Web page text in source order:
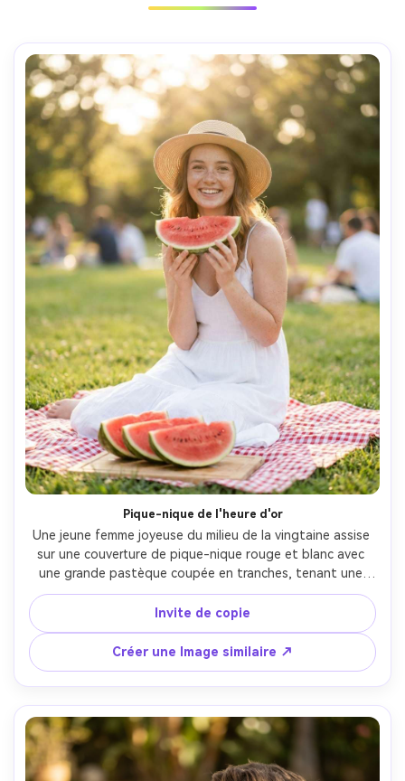
Pique-nique de l'heure d'or
Une jeune femme joyeuse du milieu de la vingtaine assise
sur une couverture de pique-nique rouge et blanc avec
une grande pastèque coupée en tranches, tenant une
tranche près de son sourire, portant une robe de soleil
blanche et un chapeau de paille, chaud soleil d'heure d'or
avec une lumière douce, fond de parc herbeux avec bokeh
crémeux, prise sur Sony A7IV 85mm f/1.4, portrait demi-
corps, texture naturelle de la peau et taches de rousses,
classement de couleurs d'été aéré, photographie de style
de vie éditorial photoréaliste- -ar 4:5
Invite de copie
Créer une Image similaire ↗